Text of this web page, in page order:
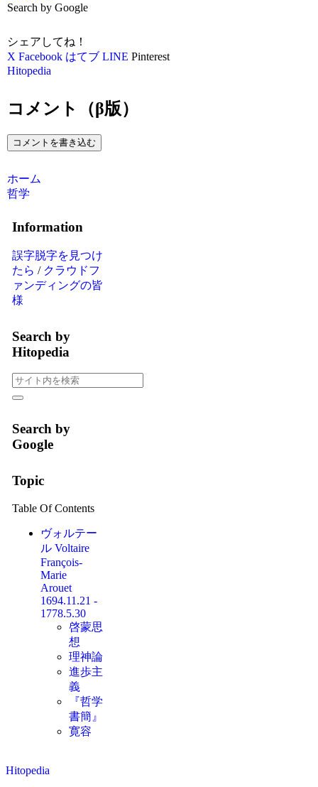
Search by Google
シェアしてね！
X Facebook はてブ LINE Pinterest
Hitopedia
コメント（β版）
コメントを書き込む
ホーム
哲学
Information
誤字脱字を見つけ
たら / クラウドフ
ァンディングの皆
様
Search by
Hitopedia
Search by
Google
Topic
Table Of Contents
ヴォルテー
ル Voltaire
François-
Marie
Arouet
1694.11.21 -
1778.5.30
啓蒙思
想
理神論
進歩主
義
『哲学
書簡』
寛容
Hitopedia